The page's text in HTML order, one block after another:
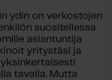
ydin on verkostojen
suositellessa
asiantuntija
yritystäsi ja
tavalla. Mutta